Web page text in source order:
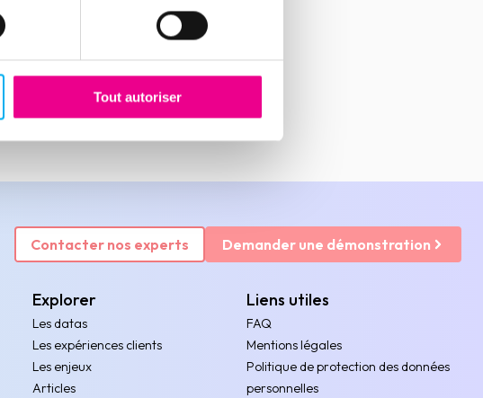
Tout autoriser
Contacter nos experts Demander une démonstration
Explorer
Les datas
Les expériences clients
Les enjeux
Articles
Liens utiles
FAQ
Mentions légales
Politique de protection des données
personnelles